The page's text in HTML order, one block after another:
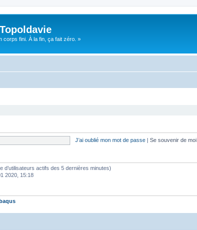
corps fini. À la fin, ça fait zéro. »
J’ai oublié mon mot de passe | Se souvenir de moi
d’utilisateurs actifs des 5 dernières minutes)
2020, 15:18